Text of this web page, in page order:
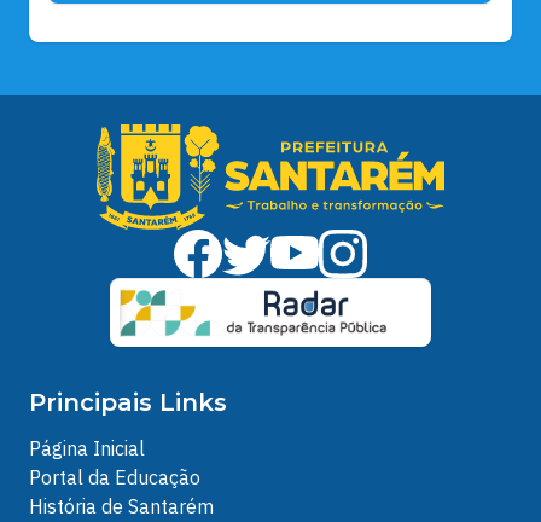
Principais Links
Página Inicial
Portal da Educação
História de Santarém